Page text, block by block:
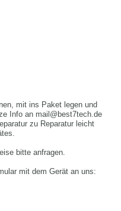
mit ins Paket legen und
Info an mail@best7tech.de
zu Reparatur leicht
bitte anfragen.
mit dem Gerät an uns: